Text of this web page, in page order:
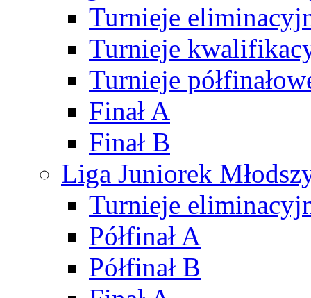
Turnieje
Turnieje
Turnieje
Finał A
Finał B
Liga Juniorek
Turnieje
Półfinał A
Półfinał B